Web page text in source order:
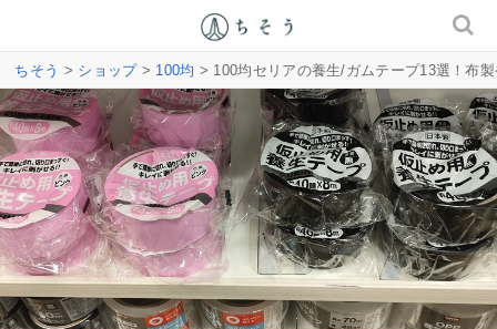
ちそう > ショップ> 100均 > 100均セリアの養生/ガムテープ13選！布